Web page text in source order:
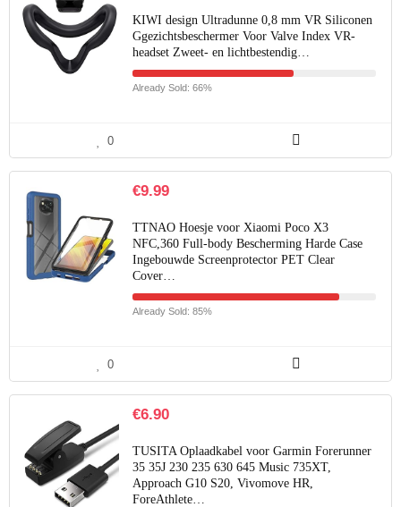
KIWI design Ultradunne 0,8 mm VR Siliconen
Ggezichtsbeschermer Voor Valve Index VR-
headset Zweet- en lichtbestendig…
Already Sold: 66%
0
€9.99
TTNAO Hoesje voor Xiaomi Poco X3
NFC,360 Full-body Bescherming Harde Case
Ingebouwde Screenprotector PET Clear
Cover…
Already Sold: 85%
0
€6.90
TUSITA Oplaadkabel voor Garmin Forerunner
35 35J 230 235 630 645 Music 735XT,
Approach G10 S20, Vivomove HR,
ForeAthlete…